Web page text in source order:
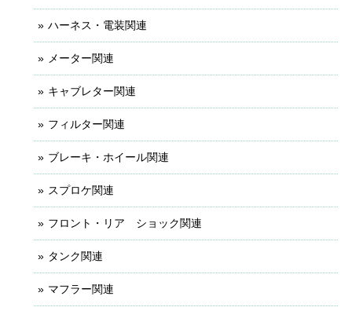
ハーネス・電装関連
メーター関連
キャブレター関連
フィルター関連
ブレーキ・ホイール関連
スプロケ関連
フロント・リア ショック関連
タンク関連
マフラー関連